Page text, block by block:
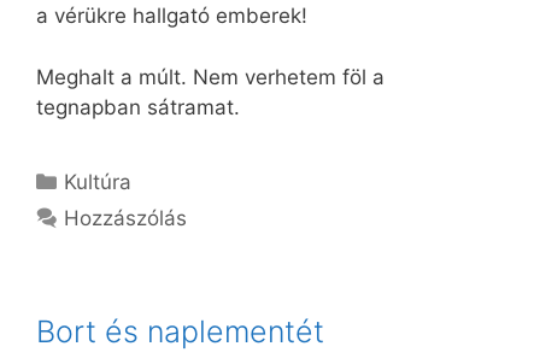
a vérükre hallgató emberek!
Meghalt a múlt. Nem verhetem föl a
tegnapban sátramat.
Kategória
Kultúra
Hozzászólás
Bort és naplementét